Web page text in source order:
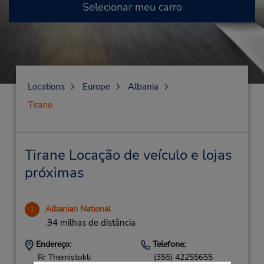
Selecionar meu carro
Locations Europe
Albania
Tirane
Tirane Locação de veículo e lojas
próximas
1 Albanian National
.94 milhas de distância
Endereço:
Rr Themistokli
Telefone:
(355) 42255655